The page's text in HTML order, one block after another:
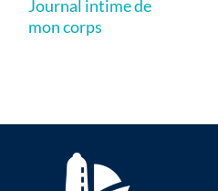
Journal intime de
mon corps